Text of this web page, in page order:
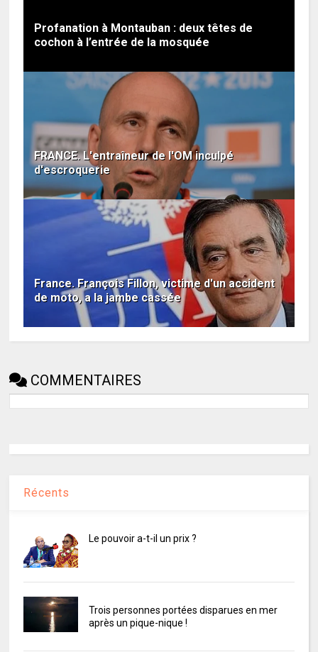
Profanation à Montauban : deux têtes de
cochon à l’entrée de la mosquée
FRANCE. L'entraîneur de l'OM inculpé
d'escroquerie
France. François Fillon, victime d'un accident
de moto, a la jambe cassée
COMMENTAIRES
Récents
Le pouvoir a-t-il un prix ?
Trois personnes portées disparues en mer
après un pique-nique !